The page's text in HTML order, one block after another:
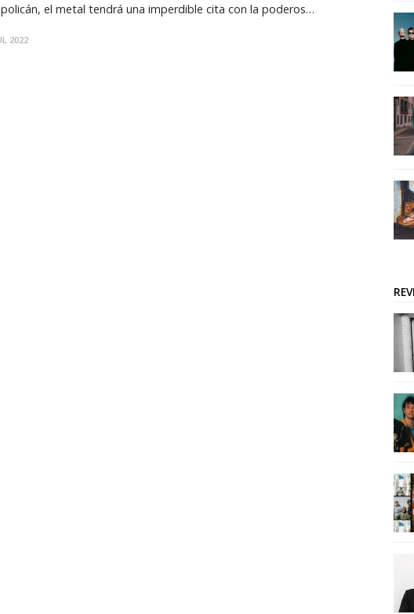
el metal tendrá una imperdible cita con la poderosa
de la banda en nuestro país, que llega por
2022